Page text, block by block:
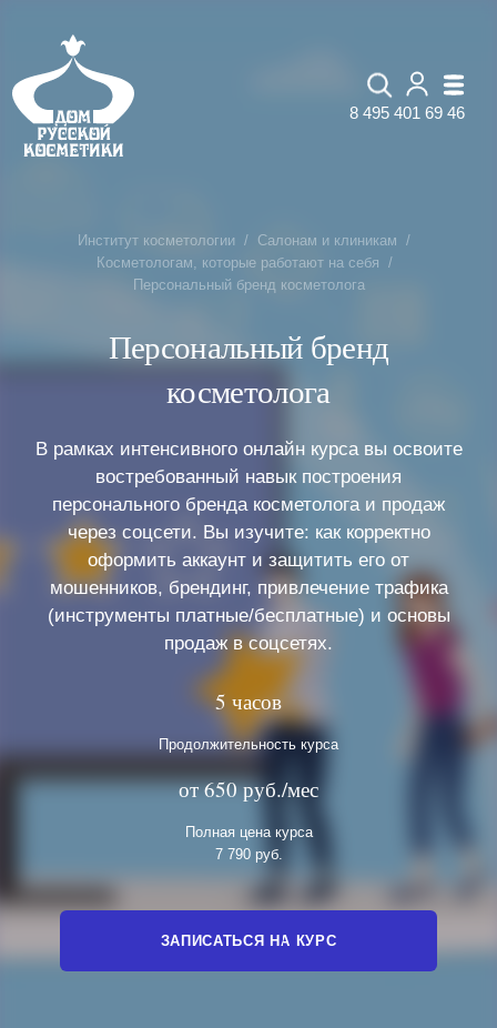
8 495 401 69 46
Институт косметологии
Салонам и клиникам
Косметологам, которые работают на себя
Персональный бренд косметолога
Персональный бренд
косметолога
В рамках интенсивного онлайн курса вы освоите
востребованный навык построения
персонального бренда косметолога и продаж
через соцсети. Вы изучите: как корректно
оформить аккаунт и защитить его от
мошенников, брендинг, привлечение трафика
(инструменты платные/бесплатные) и основы
продаж в соцсетях.
5 часов
Продолжительность курса
от 650 руб./мес
Полная цена курса
7 790 руб.
ЗАПИСАТЬСЯ НА КУРС